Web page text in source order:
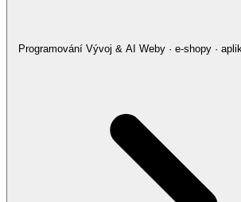
Programování Vývoj & AI Weby · e-shopy ·